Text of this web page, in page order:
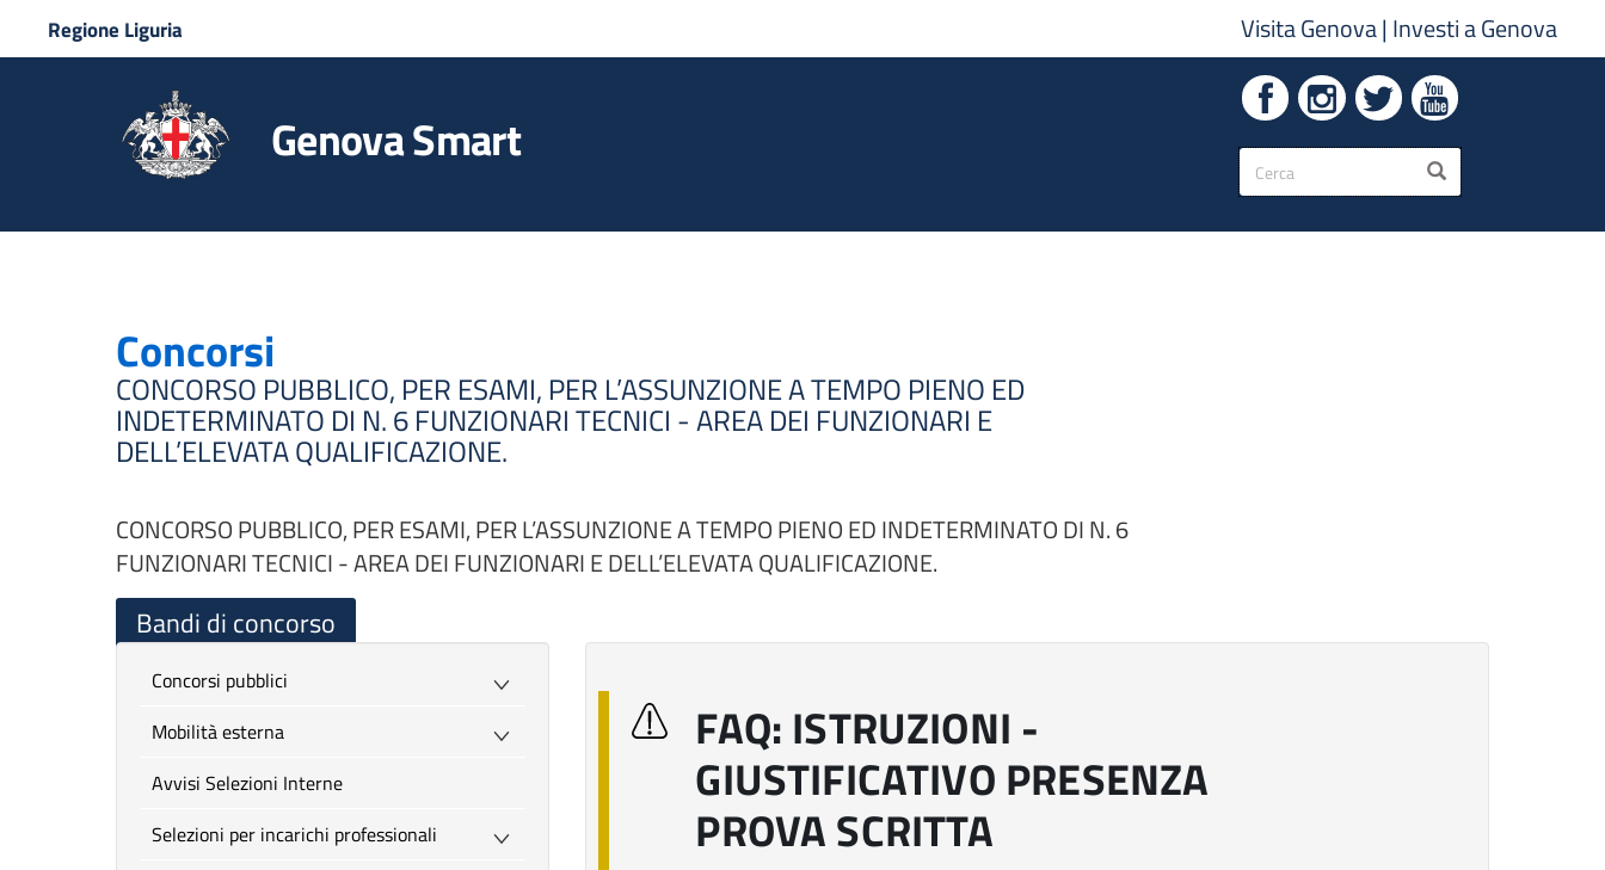
Regione Liguria Visita Genova| Investi a Genova
Genova Smart
Form
di
ricerca
CERCA
Concorsi
CONCORSO PUBBLICO, PER ESAMI, PER L’ASSUNZIONE A TEMPO PIENO ED
INDETERMINATO DI N. 6 FUNZIONARI TECNICI - AREA DEI FUNZIONARI E
DELL’ELEVATA QUALIFICAZIONE.
CONCORSO PUBBLICO, PER ESAMI, PER L’ASSUNZIONE A TEMPO PIENO ED INDETERMINATO DI N. 6
FUNZIONARI TECNICI - AREA DEI FUNZIONARI E DELL’ELEVATA QUALIFICAZIONE.
Bandi di concorso
FAQ: ISTRUZIONI -
GIUSTIFICATIVO PRESENZA
PROVA SCRITTA
Concorsi pubblici
Mobilità esterna
Avvisi Selezioni Interne
Selezioni per incarichi professionali